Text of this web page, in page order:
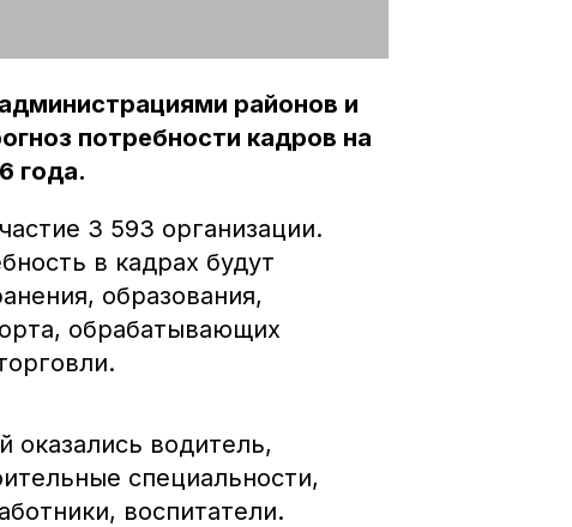
районов и
потребности кадров на
года.
3 593 организации.
в кадрах будут
образования,
обрабатывающих
оказались водитель,
специальности,
воспитатели.